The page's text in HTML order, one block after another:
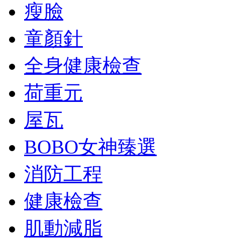
瘦臉
童顏針
全身健康檢查
荷重元
屋瓦
BOBO女神臻選
消防工程
健康檢查
肌動減脂